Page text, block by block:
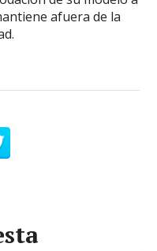
afuera de la